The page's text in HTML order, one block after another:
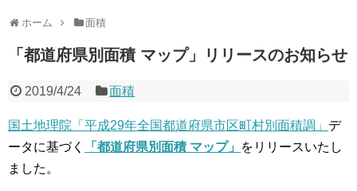
ホーム 面積
「都道府県別面積 マップ」リリースのお知らせ
2019/4/24 面積
国土地理院「平成29年全国都道府県市区町村別面積調」 デ
ータに基づく
「都道府県別面積 マップ」 をリリースいたし
ました。